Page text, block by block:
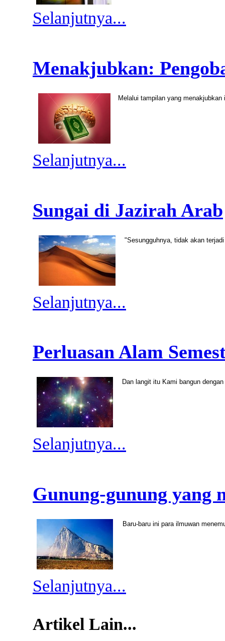
Selanjutnya...
Menakjubkan:
Melalui tampilan yang
Selanjutnya...
Sungai di Jazirah Arab
"Sesungguhnya, tidak akan
Selanjutnya...
Perluasan Alam
Dan langit itu Kami bangun
Selanjutnya...
Gunung-gunung yang
Baru-baru ini para ilmuwan
Selanjutnya...
Artikel Lain...